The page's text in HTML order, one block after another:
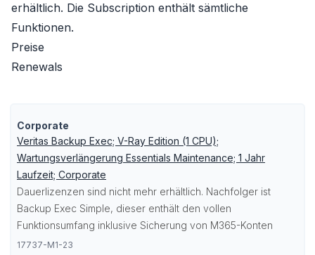
erhältlich. Die Subscription enthält sämtliche
Funktionen.
Preise
Renewals
Corporate
Veritas Backup Exec; V-Ray Edition (1 CPU);
Wartungsverlängerung Essentials Maintenance; 1 Jahr
Laufzeit; Corporate
Dauerlizenzen sind nicht mehr erhältlich. Nachfolger ist
Backup Exec Simple, dieser enthält den vollen
Funktionsumfang inklusive Sicherung von M365-Konten
17737-M1-23